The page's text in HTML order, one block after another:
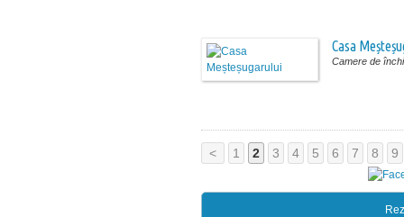
Casa
Camere de
< 1 2 3 4 5 6 7 8 9